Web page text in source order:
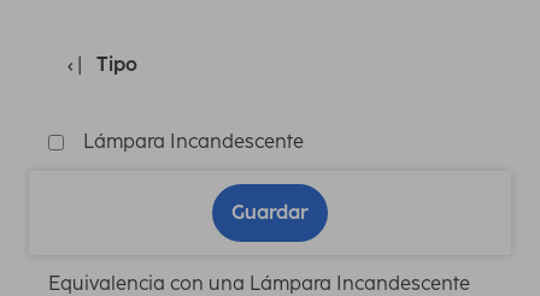
Tipo
Lámpara Incandescente
Guardar
Equivalencia con una Lámpara Incandescente